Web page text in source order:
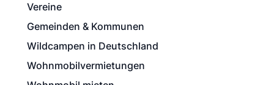
Vereine
Gemeinden & Kommunen
Wildcampen in Deutschland
Wohnmobilvermietungen